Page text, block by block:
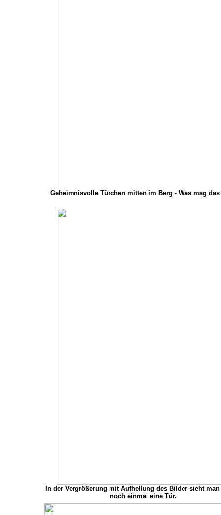
Geheimnisvolle Türchen mitten im Berg - Was mag das
In der Vergrößerung mit Aufhellung des Bilder sieht
noch einmal eine Tür.